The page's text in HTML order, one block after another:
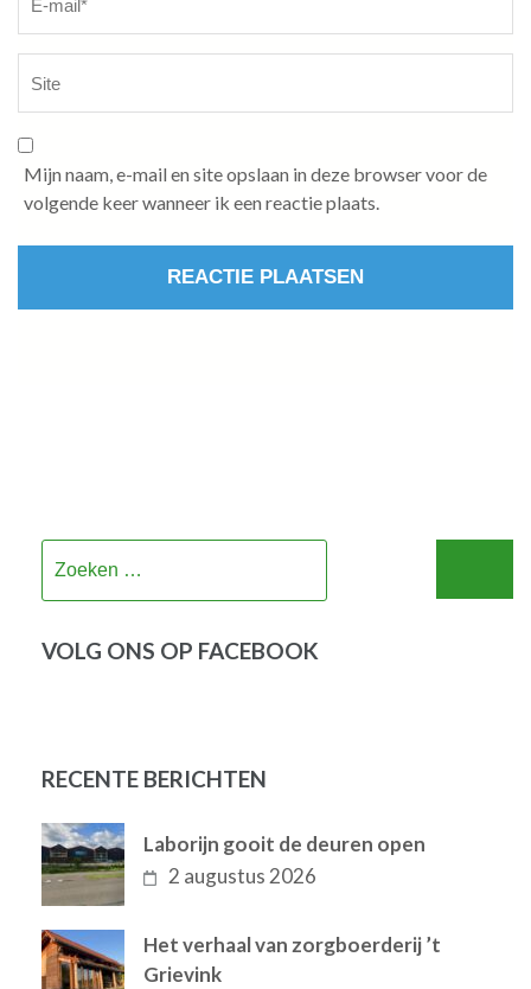
Mijn naam, e-mail en site opslaan in deze browser voor de
volgende keer wanneer ik een reactie plaats.
VOLG ONS OP FACEBOOK
RECENTE BERICHTEN
Laborijn gooit de deuren open
2 augustus 2026
Het verhaal van zorgboerderij ’t
Grievink